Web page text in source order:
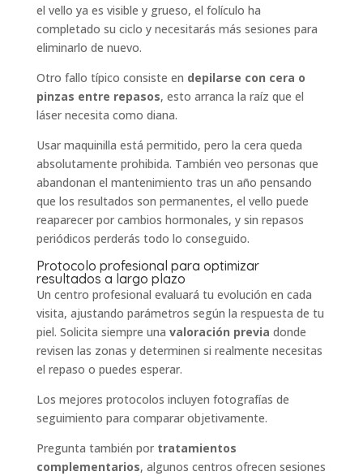
el vello ya es visible y grueso, el folículo ha
completado su ciclo y necesitarás más sesiones para
eliminarlo de nuevo.
Otro fallo típico consiste en depilarse con cera o
pinzas entre repasos, esto arranca la raíz que el
láser necesita como diana.
Usar maquinilla está permitido, pero la cera queda
absolutamente prohibida. También veo personas que
abandonan el mantenimiento tras un año pensando
que los resultados son permanentes, el vello puede
reaparecer por cambios hormonales, y sin repasos
periódicos perderás todo lo conseguido.
Protocolo profesional para optimizar
resultados a largo plazo
Un centro profesional evaluará tu evolución en cada
visita, ajustando parámetros según la respuesta de tu
piel. Solicita siempre una valoración previa donde
revisen las zonas y determinen si realmente necesitas
el repaso o puedes esperar.
Los mejores protocolos incluyen fotografías de
seguimiento para comparar objetivamente.
Pregunta también por tratamientos
complementarios, algunos centros ofrecen sesiones